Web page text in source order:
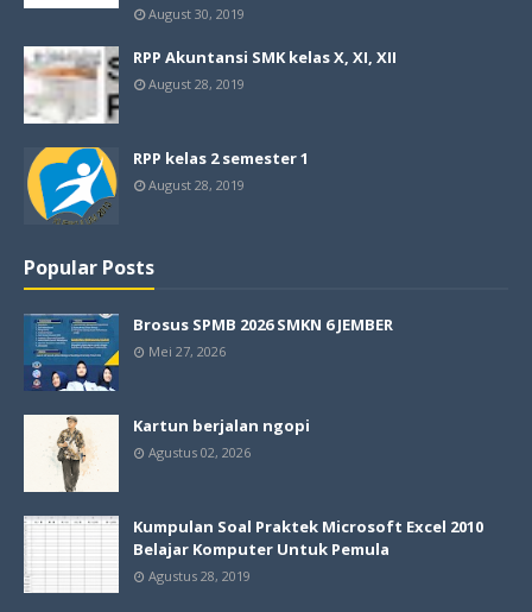
August 30, 2019
RPP Akuntansi SMK kelas X, XI, XII
August 28, 2019
RPP kelas 2 semester 1
August 28, 2019
Popular Posts
Brosus SPMB 2026 SMKN 6 JEMBER
Mei 27, 2026
Kartun berjalan ngopi
Agustus 02, 2026
Kumpulan Soal Praktek Microsoft Excel 2010
Belajar Komputer Untuk Pemula
Agustus 28, 2019